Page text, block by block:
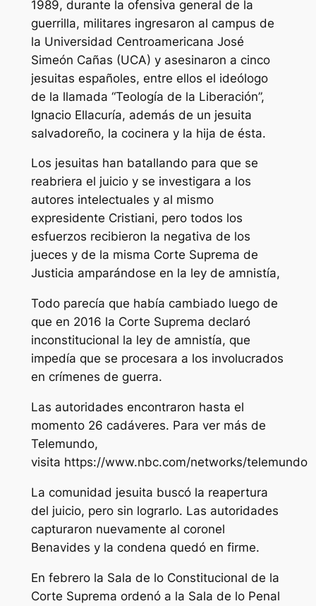
1989, durante la ofensiva general de la
guerrilla, militares ingresaron al campus de
la Universidad Centroamericana José
Simeón Cañas (UCA) y asesinaron a cinco
jesuitas españoles, entre ellos el ideólogo
de la llamada “Teología de la Liberación”,
Ignacio Ellacuría, además de un jesuita
salvadoreño, la cocinera y la hija de ésta.
Los jesuitas han batallando para que se
reabriera el juicio y se investigara a los
autores intelectuales y al mismo
expresidente Cristiani, pero todos los
esfuerzos recibieron la negativa de los
jueces y de la misma Corte Suprema de
Justicia amparándose en la ley de amnistía,
Todo parecía que había cambiado luego de
que en 2016 la Corte Suprema declaró
inconstitucional la ley de amnistía, que
impedía que se procesara a los involucrados
en crímenes de guerra.
Las autoridades encontraron hasta el
momento 26 cadáveres. Para ver más de
Telemundo,
visita https://www.nbc.com/networks/telemundo
La comunidad jesuita buscó la reapertura
del juicio, pero sin lograrlo. Las autoridades
capturaron nuevamente al coronel
Benavides y la condena quedó en firme.
En febrero la Sala de lo Constitucional de la
Corte Suprema ordenó a la Sala de lo Penal